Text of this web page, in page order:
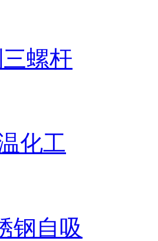
螺杆
化工
钢自吸